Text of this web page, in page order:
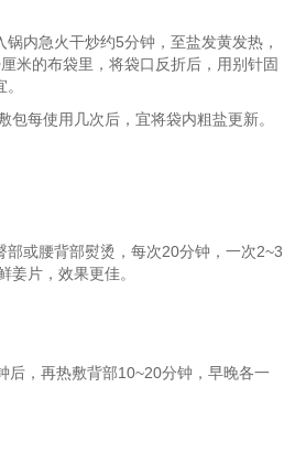
内急火干炒约5分钟，至盐发黄发热，
米的布袋里，将袋口反折后，用别针固
每使用几次后，宜将袋内粗盐更新。
或腰背部熨烫，每次20分钟，一次2~3
姜片，效果更佳。
，再热敷背部10~20分钟，早晚各一